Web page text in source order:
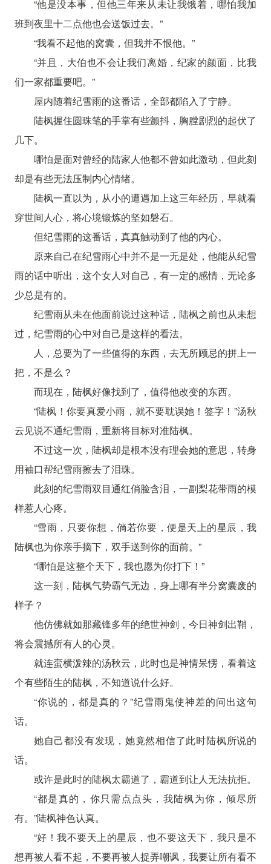
“他是没本事，但他三年来从未让我饿着，哪怕我加
班到夜里十二点他也会送饭过去。”
“我看不起他的窝囊，但我并不恨他。”
“并且，大伯也不会让我们离婚，纪家的颜面，比我
们一家都重要吧。”
屋内随着纪雪雨的这番话，全部都陷入了宁静。
陆枫握住圆珠笔的手掌有些颤抖，胸膛剧烈的起伏了
几下。
哪怕是面对曾经的陆家人他都不曾如此激动，但此刻
却是有些无法压制内心情绪。
陆枫一直以为，从小的遭遇加上这三年经历，早就看
穿世间人心，将心境锻炼的坚如磐石。
但纪雪雨的这番话，真真触动到了他的内心。
原来自己在纪雪雨心中并不是一无是处，他能从纪雪
雨的话中听出，这个女人对自己，有一定的感情，无论多
少总是有的。
纪雪雨从未在他面前说过这种话，陆枫之前也从未想
过，纪雪雨的心中对自己是这样的看法。
人，总要为了一些值得的东西，去无所顾忌的拼上一
把，不是么？
而现在，陆枫好像找到了，值得他改变的东西。
“陆枫！你要真爱小雨，就不要耽误她！签字！”汤秋
云见说不通纪雪雨，重新将目标对准陆枫。
不过这一次，陆枫却是根本没有理会她的意思，转身
用袖口帮纪雪雨擦去了泪珠。
此刻的纪雪雨双目通红俏脸含泪，一副梨花带雨的模
样惹人心疼。
“雪雨，只要你想，倘若你要，便是天上的星辰，我
陆枫也为你亲手摘下，双手送到你的面前。”
“哪怕是这整个天下，我也愿为你打下！”
这一刻，陆枫气势霸气无边，身上哪有半分窝囊废的
样子？
他仿佛就如那藏锋多年的绝世神剑，今日神剑出鞘，
将会震撼所有人的心灵。
就连蛮横泼辣的汤秋云，此时也是神情呆愣，看着这
个有些陌生的陆枫，不知道说什么好。
“你说的，都是真的？”纪雪雨鬼使神差的问出这句
话。
她自己都没有发现，她竟然相信了此时陆枫所说的
话。
或许是此时的陆枫太霸道了，霸道到让人无法抗拒。
“都是真的，你只需点点头，我陆枫为你，倾尽所
有。”陆枫神色认真。
“好！我不要天上的星辰，也不要这天下，我只是不
想再被人看不起，不要再被人捉弄嘲讽，我要让所有看不